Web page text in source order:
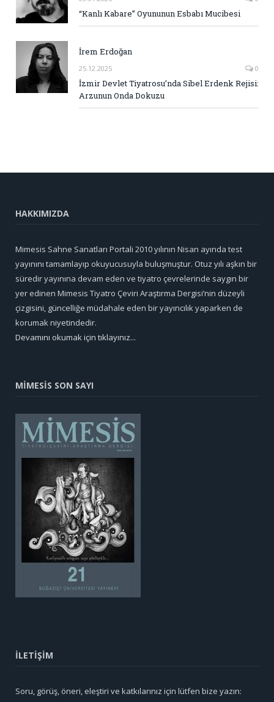
“Kanlı Kabare” Oyununun Esbabı Mucibesi
İrem Erdoğan
25.12.2025 0
İzmir Devlet Tiyatrosu’nda Sibel Erdenk Rejisi:
Arzunun Onda Dokuzu
HAKKIMIZDA
Mimesis Sahne Sanatları Portali 2010 yılının Nisan ayında test
yayınını tamamlayıp okuyucusuyla buluşmuştur. Otuz yılı aşkın bir
süredir yayınına devam eden ve tiyatro çevrelerinde saygın bir
yer edinen Mimesis Tiyatro Çeviri Araştırma Dergisi’nin düzeyli
çizgisini, güncelliğe müdahale eden bir yayıncılık yaparken de
korumak niyetindedir.
Devamını okumak için tıklayınız...
MİMESİS SON SAYI
İLETİŞİM
Soru, görüş, öneri, eleştiri ve katkılarınız için lütfen bize yazın: